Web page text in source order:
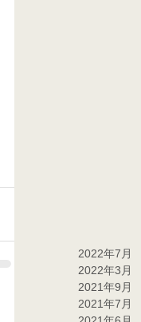
2022年7月
2022年3月
2021年9月
2021年7月